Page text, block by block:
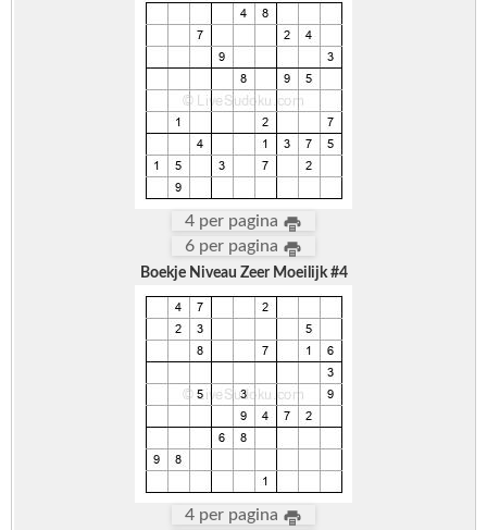
4 per pagina
6 per pagina
Boekje Niveau Zeer Moeilijk #4
4 per pagina